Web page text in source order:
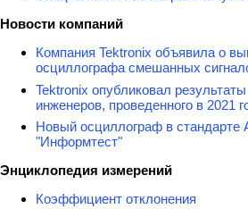
Новости компаний
Компания Tektronix объявила о
осциллографа смешанных
Tektronix опубликовал
инженеров, проведенного в 2021
Новый осциллограф в стандарте
"Информтест"
Энциклопедия измерений
Коэффициент отклонения